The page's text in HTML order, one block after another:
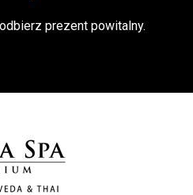
prezent powitalny.